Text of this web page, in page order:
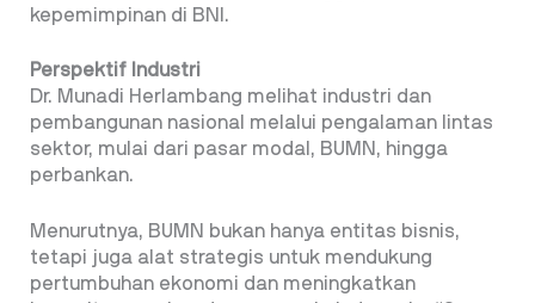
kepemimpinan di BNI.
Perspektif Industri
Dr. Munadi Herlambang melihat industri dan
pembangunan nasional melalui pengalaman lintas
sektor, mulai dari pasar modal, BUMN, hingga
perbankan.
Menurutnya, BUMN bukan hanya entitas bisnis,
tetapi juga alat strategis untuk mendukung
pertumbuhan ekonomi dan meningkatkan